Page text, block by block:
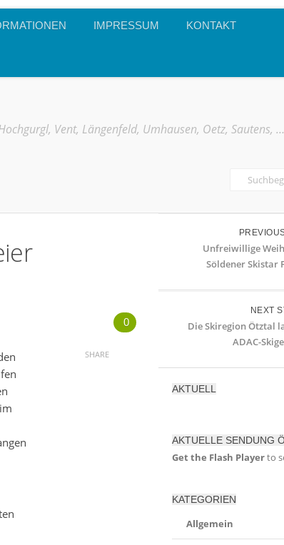
IMPRESSUM KONTAKT
Vent, Längenfeld, Umhausen, Oetz, Sautens, …
0
SHARE
Unfreiwillige
Söldener Skistar
NEXT
Die Skiregion Ötztal
ADAC-
AKTUELL
AKTUELLE SENDUNG
Get the Flash Playerto
KATEGORIEN
Allgemein